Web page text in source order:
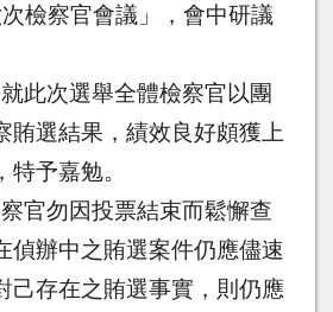
檢察官會議」，會中研議
此次選舉全體檢察官以團
賄選結果，績效良好頗獲上
予嘉勉。
官勿因投票結束而鬆懈查
偵辦中之賄選案件仍應儘速
己存在之賄選事實，則仍應